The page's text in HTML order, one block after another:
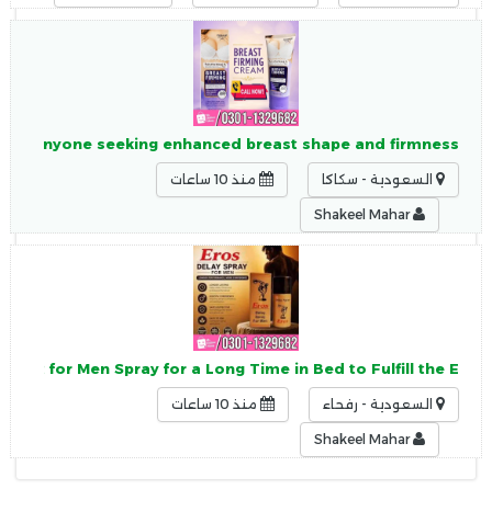
anyone seeking enhanced breast shape and firmness.
السعودية - سكاكا منذ 10 ساعات
Shakeel Mahar
Best for Men Spray for a Long Time in Bed to Fulfill the E
السعودية - رفحاء منذ 10 ساعات
Shakeel Mahar